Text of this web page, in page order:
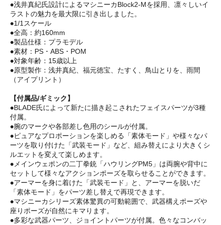
●浅井真紀氏設計によるマシニーカBlock2-Mを採用、凛々しいイ
ラストの魅力を最大限に引き出しました。
●1/1スケール
●全高：約160mm
●製品仕様：プラモデル
●素材：PS・ABS・POM
●対象年齢：15歳以上
●原型製作：浅井真紀、福元徳宝、たすく、鳥山とりを、雨間
（アイプリント）
【付属品/ギミック】
●BLADE氏によって新たに描き起こされたフェイスパーツが3種
付属。
●腕のマークや各部差し色用のシールが付属。
●ピュアなプロポーションを楽しめる「素体モード」や様々なパ
ーツを取り付けた「武装モード」など、組み替えにより大きくシ
ルエットを変えて楽しめます。
●メインウェポンの二丁拳銃「ハウリングPM5」は両腕や背中に
セットして様々なアクションポーズを取らせることができます。
●アーマーを身に着けた「武装モード」と、アーマーを脱いだ
「素体モード」をパーツ差し替えで再現できます。
●マシニーカシリーズ素体驚異の可動範囲で、武器構えポーズや
座りポーズが自然にキマります。
●多彩な武器パーツ、ジョイントパーツが付属。色々なコンバッ